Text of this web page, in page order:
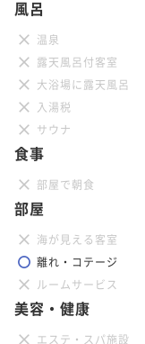
風呂
温泉
露天風呂付客室
大浴場に露天風呂
入湯税
サウナ
食事
部屋で朝食
部屋
海が見える客室
離れ・コテージ
ルームサービス
美容・健康
エステ・スパ施設